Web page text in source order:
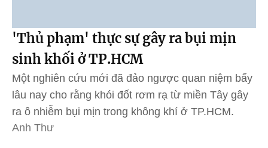
'Thủ phạm' thực sự gây ra bụi mịn
sinh khối ở TP.HCM
Một nghiên cứu mới đã đảo ngược quan niệm bấy
lâu nay cho rằng khói đốt rơm rạ từ miền Tây gây
ra ô nhiễm bụi mịn trong không khí ở TP.HCM.
Anh Thư